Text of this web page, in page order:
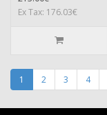
Ex Tax: 176.03€
1 2 3 4